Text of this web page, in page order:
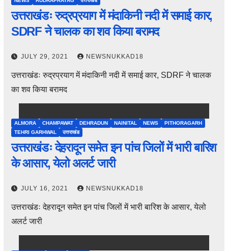
उत्तराखंडः रुद्रप्रयाग में मंदाकिनी नदी में समाई कार,
SDRF ने चालक का शव किया बरामद
JULY 29, 2021 NEWSNUKKAD18
उत्तराखंडः रुद्रप्रयाग में मंदाकिनी नदी में समाई कार, SDRF ने चालक
का शव किया बरामद
ALMORA CHAMPAWAT DEHRADUN NAINITAL NEWS
PITHORAGARH
TEHRI GARHWAL
उत्तराखंड
उत्तराखंडः देहरादून समेत इन पांच जिलों में भारी बारिश
के आसार, येलो अलर्ट जारी
JULY 16, 2021 NEWSNUKKAD18
उत्तराखंडः देहरादून समेत इन पांच जिलों में भारी बारिश के आसार, येलो
अलर्ट जारी